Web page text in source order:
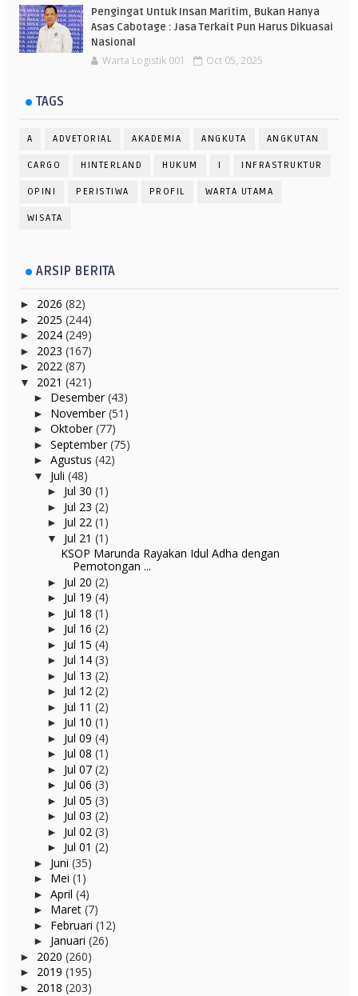
Pengingat Untuk Insan Maritim, Bukan Hanya
Asas Cabotage : Jasa Terkait Pun Harus Dikuasai
Nasional
Warta Logistik 001 Oct 05, 2025
TAGS
A ADVETORIAL AKADEMIA ANGKUTA ANGKUTAN
CARGO HINTERLAND HUKUM I INFRASTRUKTUR
OPINI PERISTIWA PROFIL WARTA UTAMA
WISATA
ARSIP BERITA
► 2026 (82)
► 2025 (244)
► 2024 (249)
► 2023 (167)
► 2022 (87)
▼ 2021 (421)
► Desember(43)
► November(51)
► Oktober(77)
► September(75)
► Agustus (42)
▼ Juli (48)
► Jul 30 (1)
► Jul 23 (2)
► Jul 22 (1)
▼ Jul 21 (1)
KSOP Marunda Rayakan Idul Adha dengan
Pemotongan ...
► Jul 20 (2)
► Jul 19 (4)
► Jul 18 (1)
► Jul 16 (2)
► Jul 15 (4)
► Jul 14 (3)
► Jul 13 (2)
► Jul 12 (2)
► Jul 11 (2)
► Jul 10 (1)
► Jul 09 (4)
► Jul 08 (1)
► Jul 07 (2)
► Jul 06 (3)
► Jul 05 (3)
► Jul 03 (2)
► Jul 02 (3)
► Jul 01 (2)
► Juni (35)
► Mei (1)
► April (4)
► Maret (7)
► Februari (12)
► Januari (26)
► 2020 (260)
► 2019 (195)
► 2018 (203)